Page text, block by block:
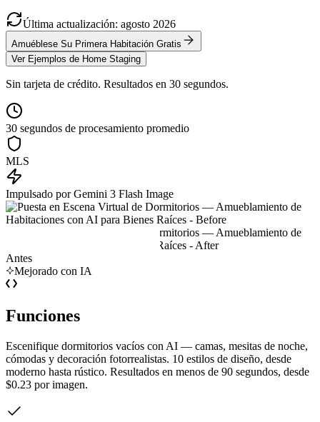
Última actualización: agosto 2026
Amuéblese Su Primera Habitación Gratis
Ver Ejemplos de Home Staging
Sin tarjeta de crédito. Resultados en 30 segundos.
30 segundos de procesamiento promedio
MLS
Impulsado por Gemini 3 Flash Image
Antes
Mejorado con IA
Funciones
Escenifique dormitorios vacíos con AI — camas, mesitas de noche,
cómodas y decoración fotorrealistas. 10 estilos de diseño, desde
moderno hasta rústico. Resultados en menos de 90 segundos, desde
$0.23 por imagen.